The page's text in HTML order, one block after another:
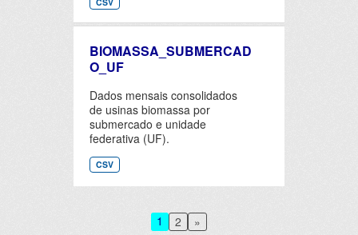
BIOMASSA_SUBMERCAD
O_UF
Dados mensais consolidados
de usinas biomassa por
submercado e unidade
federativa (UF).
CSV
1 2 »